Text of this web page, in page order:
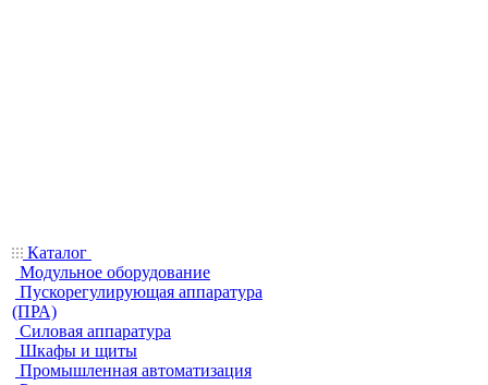
Каталог
Модульное оборудование
Пускорегулирующая аппаратура
(ПРА)
Силовая аппаратура
Шкафы и щиты
Промышленная автоматизация